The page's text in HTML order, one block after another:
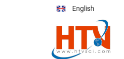
English